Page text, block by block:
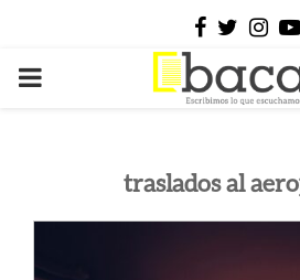
Facebook
Twitter
PRIMARY
traslados al